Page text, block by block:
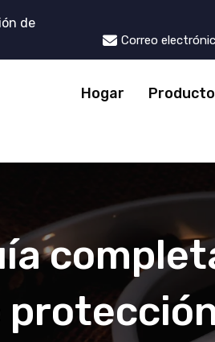
de
Correo
Hogar